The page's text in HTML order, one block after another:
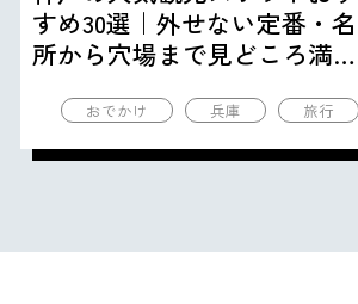
すめ30選｜外せない定番・名
所から穴場まで見どころ満載
おでかけ 兵庫 旅行